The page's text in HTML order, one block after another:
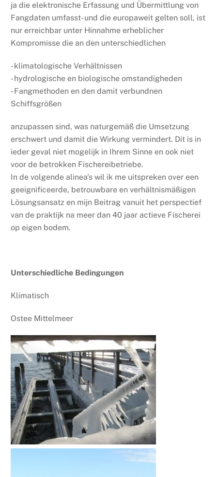
ja die elektronische Erfassung und Übermittlung von
Fangdaten umfasst- und die europaweit gelten soll, ist
nur erreichbar unter Hinnahme erheblicher
Kompromisse die an den unterschiedlichen
- klimatologische Verhältnissen
- hydrologische en biologische omstandigheden
- Fangmethoden en den damit verbundnen
Schiffsgrößen
anzupassen sind, was naturgemäß die Umsetzung
erschwert und damit die Wirkung vermindert. Dit is in
ieder geval niet mogelijk in Ihrem Sinne en ook niet
voor de betrokken Fischereibetriebe.
In de volgende alinea's wil ik me uitspreken over een
geeignificeerde, betrouwbare en verhältnismäßigen
Lösungsansatz en mijn Beitrag vanuit het perspectief
van de praktijk na meer dan 40 jaar actieve Fischerei
op eigen bodem.
Unterschiedliche Bedingungen
Klimatisch
Ostee Mittelmeer